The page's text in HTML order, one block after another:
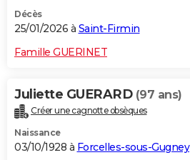
Décès
25/01/2026 à Saint-Firmin
Famille GUERINET
Juliette GUERARD (97 ans)
Créer une cagnotte obsèques
Naissance
03/10/1928 à Forcelles-sous-Gugney